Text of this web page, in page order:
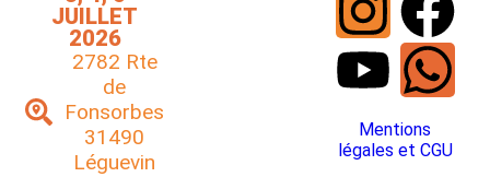
JUILLET
2026
2782 Rte
de
Fonsorbes
31490
Léguevin
Mentions
légales et CGU